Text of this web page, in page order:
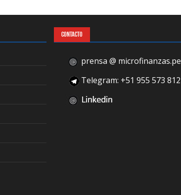
CONTACTO
prensa @ microfinanzas.pe
Telegram: +51 955 573 812